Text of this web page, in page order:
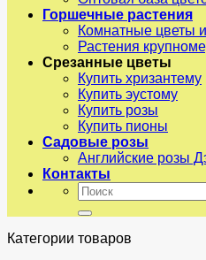
Горшечные растения
Комнатные цветы
Растения
Срезанные цветы
Купить хризантему
Купить эустому
Купить розы
Купить пионы
Садовые розы
Английские розы
Контакты
Искать:
Категории товаров